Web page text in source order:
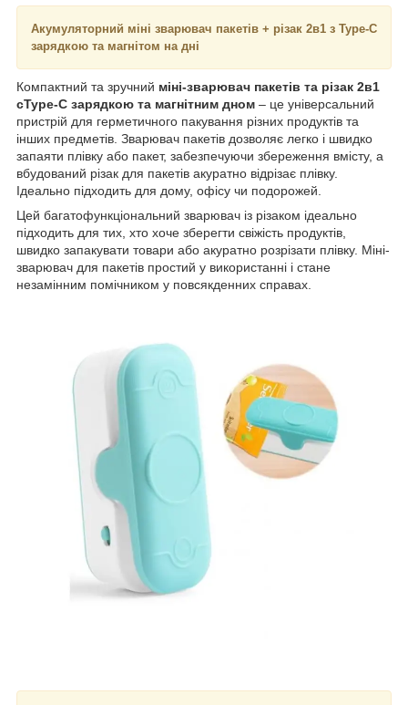
Акумуляторний міні зварювач пакетів + ​​різак 2в1 з Type-C
зарядкою та магнітом на дні
Компактний та зручний міні-зварювач пакетів та різак 2в1
сType-C зарядкою та магнітним дном – це універсальний
пристрій для герметичного пакування різних продуктів та
інших предметів. Зварювач пакетів дозволяє легко і швидко
запаяти плівку або пакет, забезпечуючи збереження вмісту, а
вбудований різак для пакетів акуратно відрізає плівку.
Ідеально підходить для дому, офісу чи подорожей.
Цей багатофункціональний зварювач із різаком ідеально
підходить для тих, хто хоче зберегти свіжість продуктів,
швидко запакувати товари або акуратно розрізати плівку. Міні-
зварювач для пакетів простий у використанні і стане
незамінним помічником у повсякденних справах.